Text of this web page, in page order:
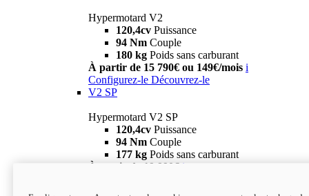
Hypermotard V2
120,4cv Puissance
94 Nm Couple
180 kg Poids sans carburant
À partir de 15 790€ ou 149€/mois i
Configurez-le Découvrez-le
V2 SP
Hypermotard V2 SP
120,4cv Puissance
94 Nm Couple
177 kg Poids sans carburant
À partir de 19 990€ i
new
V2 SP 100